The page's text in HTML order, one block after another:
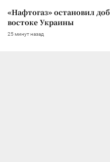
«Нафтогаз» остановил
востоке Украины
25 минут назад